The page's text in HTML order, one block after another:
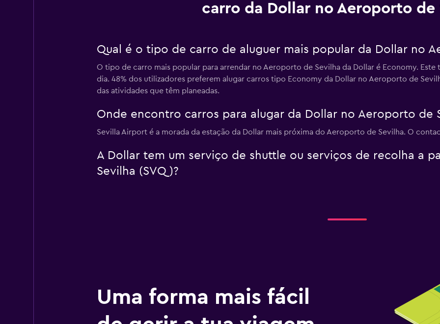
carro da Dollar no Aeroporto de
Qual é o tipo de carro de aluguer mais popular da Dollar no
O tipo de carro mais popular para arrendar no Aeroporto de Sevilha da Dollar é Economy.
dia. 48% dos utilizadores preferem alugar carros tipo Economy da Dollar no Aeroporto de
das atividades que têm planeadas.
Onde encontro carros para alugar da Dollar no Aeroporto de
Sevilla Airport é a morada da estação da Dollar mais próxima do Aeroporto de Sevilha. O
A Dollar tem um serviço de shuttle ou serviços de recolha a
Sevilha (SVQ)?
Uma forma mais fácil